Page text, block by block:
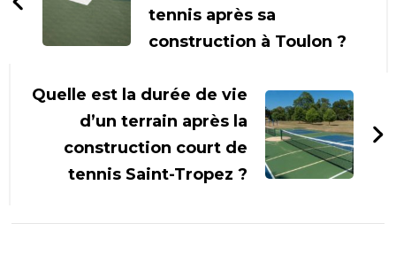
tennis après sa
construction à Toulon ?
Quelle est la durée de vie
d’un terrain après la
construction court de
tennis Saint-Tropez ?